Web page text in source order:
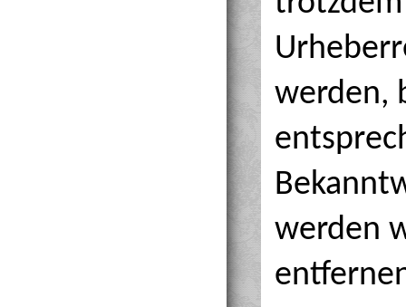
werden,
werden